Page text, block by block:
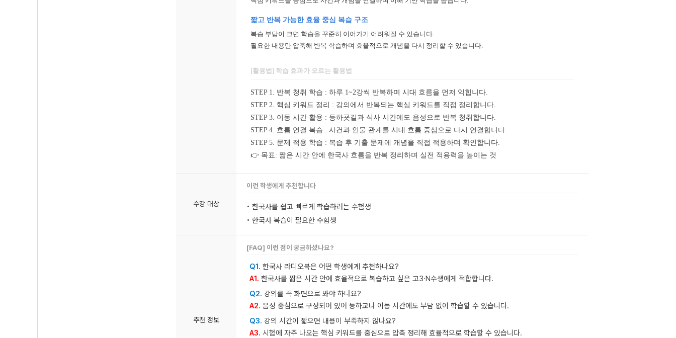
짧고 반복 가능한 효율 중심 복습 구조
복습 부담이 크면 학습을 꾸준히 이어가기 어려워질 수 있습니다.
필요한 내용만 압축해 반복 학습하며 효율적으로 개념을 다시 정리할 수 있습니다.
[활용법] 학습 효과가 오르는 활용법
STEP 1. 반복 청취 학습 : 하루 1~2강씩 반복하며 시대 흐름을 먼저 익힙니다.
STEP 2. 핵심 키워드 정리 : 강의에서 반복되는 핵심 키워드를 직접 정리합니다.
STEP 3. 이동 시간 활용 : 등하굣길과 식사 시간에도 음성으로 반복 청취합니다.
STEP 4. 흐름 연결 복습 : 사건과 인물 관계를 시대 흐름 중심으로 다시 연결합니다.
STEP 5. 문제 적용 학습 : 복습 후 기출 문제에 개념을 직접 적용하며 확인합니다.
👉 목표: 짧은 시간 안에 한국사 흐름을 반복 정리하며 실전 적용력을 높이는 것
수강 대상
이런 학생에게 추천합니다
• 한국사를 쉽고 빠르게 학습하려는 수험생
• 한국사 복습이 필요한 수험생
추천 정보
[FAQ] 이런 점이 궁금하셨나요?
Q1. 한국사 라디오북은 어떤 학생에게 추천하나요?
A1. 한국사를 짧은 시간 안에 효율적으로 복습하고 싶은 고3·N수생에게 적합합니다.
Q2. 강의를 꼭 화면으로 봐야 하나요?
A2. 음성 중심으로 구성되어 있어 등하교나 이동 시간에도 부담 없이 학습할 수 있습니다.
Q3. 강의 시간이 짧으면 내용이 부족하지 않나요?
A3. 시험에 자주 나오는 핵심 키워드를 중심으로 압축 정리해 효율적으로 학습할 수 있습니다.